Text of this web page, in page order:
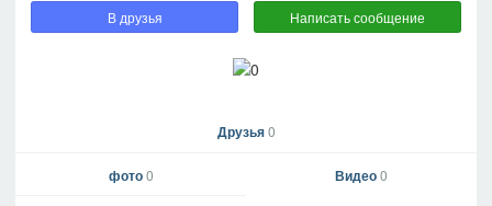
В друзья Написать сообщение
Друзья0
фото0 Видео0